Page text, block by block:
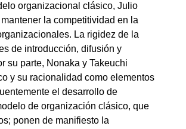
organizacional clásico, Julio
la competitividad en la
La rigidez de la
de introducción, difusión y
su parte, Nonaka y Takeuchi
y su racionalidad como elementos
el desarrollo de
de organización clásico, que
ponen de manifiesto la